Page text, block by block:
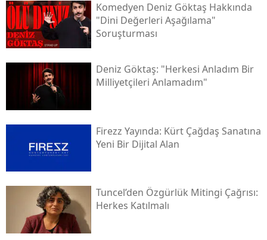
Komedyen Deniz Göktaş Hakkında
"dini Değerleri Aşağılama"
Soruşturması
Deniz Göktaş: "herkesi Anladım Bir
Milliyetçileri Anlamadım"
Firezz Yayında: Kürt Çağdaş Sanatına
Yeni Bir Dijital Alan
Tuncel’den Özgürlük Mitingi Çağrısı:
Herkes Katılmalı